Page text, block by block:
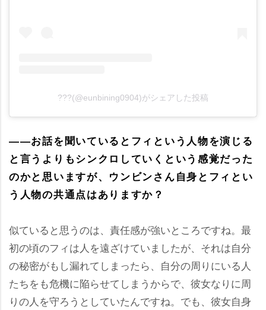
???(@eunbining0904)がシェアした投稿
――お話を聞いているとフィという人物を演じる
と言うよりもシンクロしていくという感覚だった
のかと思いますが、ウンビンさん自身とフィとい
う人物の共通点はありますか？
似ていると思うのは、責任感が強いところですね。最
初の頃のフィは人を遠ざけていましたが、それは自分
の秘密がもし漏れてしまったら、自分の周りにいる人
たちをも危機に陥らせてしまうからで、彼女なりに周
りの人を守ろうとしていたんですね。でも、彼女自身